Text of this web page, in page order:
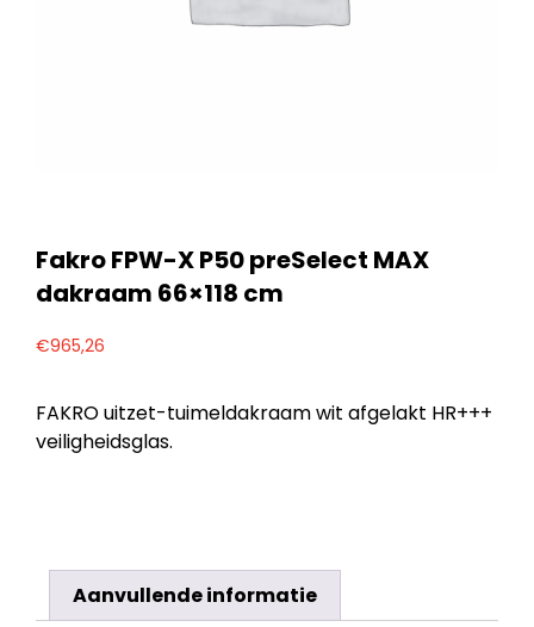
Fakro FPW-X P50 preSelect MAX
dakraam 66×118 cm
€965,26
FAKRO uitzet-tuimeldakraam wit afgelakt HR+++
veiligheidsglas.
Aanvullende informatie